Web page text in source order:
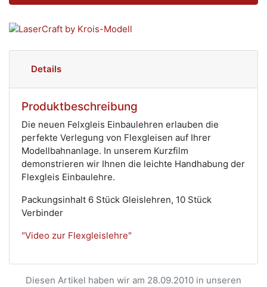
Details
Produktbeschreibung
Die neuen Felxgleis Einbaulehren erlauben die
perfekte Verlegung von Flexgleisen auf Ihrer
Modellbahnanlage. In unserem Kurzfilm
demonstrieren wir Ihnen die leichte Handhabung der
Flexgleis Einbaulehre.
Packungsinhalt 6 Stück Gleislehren, 10 Stück
Verbinder
"Video zur Flexgleislehre"
Diesen Artikel haben wir am 28.09.2010 in unseren